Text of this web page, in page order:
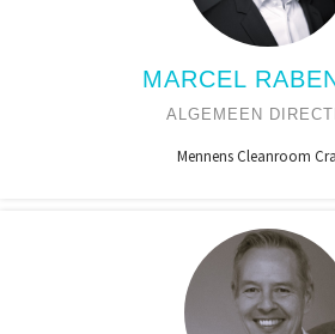
MARCEL
ALGEMEEN
Mennens Cleanroom